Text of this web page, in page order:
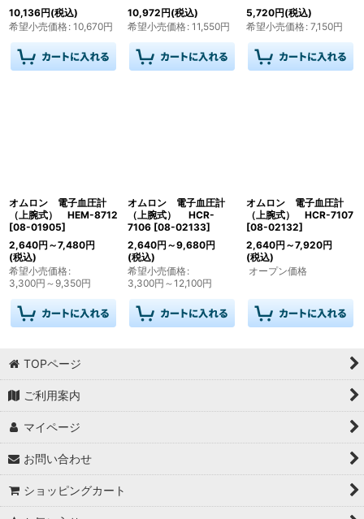
10,136円(税込)
希望小売価格: 10,670円
10,972円(税込)
希望小売価格: 11,550円
5,720円(税込)
希望小売価格: 7,150円
オムロン 電子血圧計
（上腕式） HEM-8712
[08-01905]
2,640円 ～7,480円
(税込)
希望小売価格:
3,300円 ～9,350円
オムロン 電子血圧計
（上腕式） HCR-
7106 [08-02133]
2,640円 ～9,680円
(税込)
希望小売価格:
3,300円 ～12,100円
オムロン 電子血圧計
（上腕式） HCR-7107
[08-02132]
2,640円 ～7,920円
(税込)
オープン価格
TOPページ
ご利用案内
マイページ
お問い合わせ
ショッピングカート